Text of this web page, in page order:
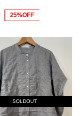
25%OFF
SOLDOUT